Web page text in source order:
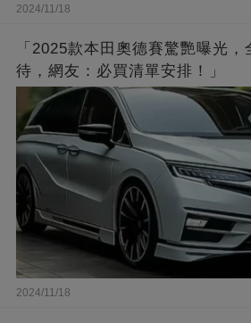
2024/11/18
「2025款本田奧德賽驚艷曝光，
待，網友：必買清單安排！」
2024/11/18